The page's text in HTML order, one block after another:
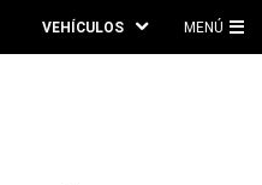
VEHÍCULOS MENÚ